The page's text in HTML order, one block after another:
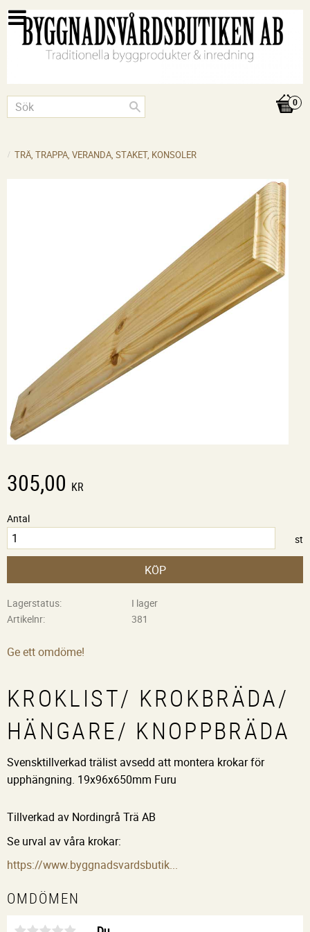
TRÄ, TRAPPA, VERANDA, STAKET, KONSOLER
305,00 KR
Antal
st
KÖP
Lagerstatus
I lager
Artikelnr
381
Ge ett omdöme!
KROKLIST/ KROKBRÄDA/
HÄNGARE/ KNOPPBRÄDA
Svensktillverkad trälist avsedd att montera krokar för
upphängning. 19x96x650mm Furu
Tillverkad av Nordingrå Trä AB
Se urval av våra krokar:
https://www.byggnadsvardsbutik...
OMDÖMEN